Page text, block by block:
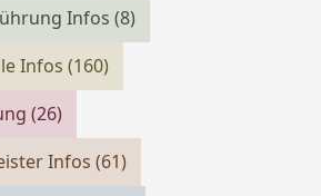
Infos(8)
Infos(160)
(26)
Infos(61)